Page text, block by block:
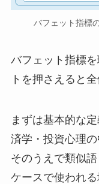
バフェット指標
バフェット指標
トを押さえると
まずは基本的な
済学・投資心理の
そのうえで類似
ケースで使われ